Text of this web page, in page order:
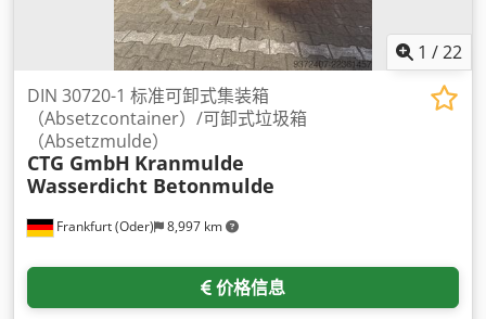
1 /22
Frankfurt (Oder) 8,997 km
DIN 30720-1 标准可卸式集装箱
（Absetzcontainer）/可卸式垃圾箱
（Absetzmulde）
CTG GmbH Kranmulde
Wasserdicht Betonmulde
价格信息